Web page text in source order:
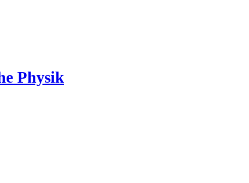
Physik